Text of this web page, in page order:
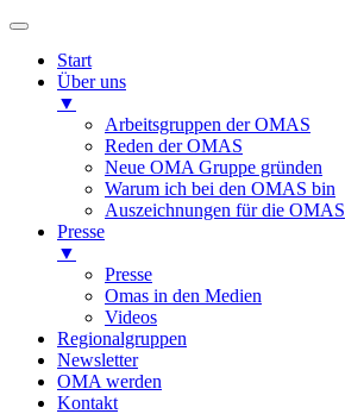
Start
Über uns
▼
Arbeitsgruppen der OMAS
Reden der OMAS
Neue OMA Gruppe gründen
Warum ich bei den OMAS bin
Auszeichnungen für die OMAS
Presse
▼
Presse
Omas in den Medien
Videos
Regionalgruppen
Newsletter
OMA werden
Kontakt